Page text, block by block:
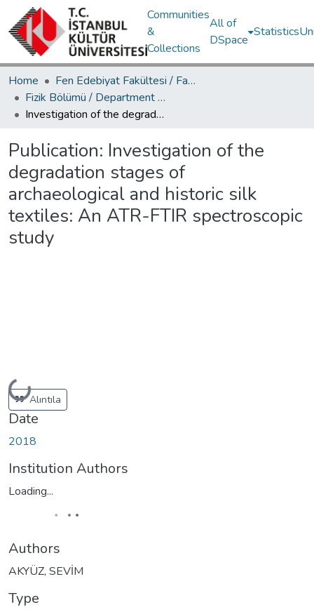
Communities
&
Collections
All of
DSpace
Statistics
Home
Fen Edebiyat Fakültesi / Faculty of Letters and Sciences
Fizik Bölümü / Department of Physics
Investigation of the degradation stages of archaeological and historic silk textiles: An ATR-FTIR spectroscopic study
Publication: Investigation of the
degradation stages of
archaeological and historic silk
textiles: An ATR-FTIR spectroscopic
study
Loading...
Alıntıla
Date
2018
Institution Authors
Loading...
Authors
AKYÜZ, SEVİM
Type